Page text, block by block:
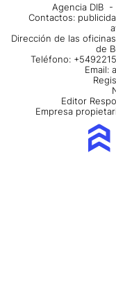
Agencia DIB -
Contactos:
Dirección de las
de
Teléfono:
Email:
Editor
Empresa